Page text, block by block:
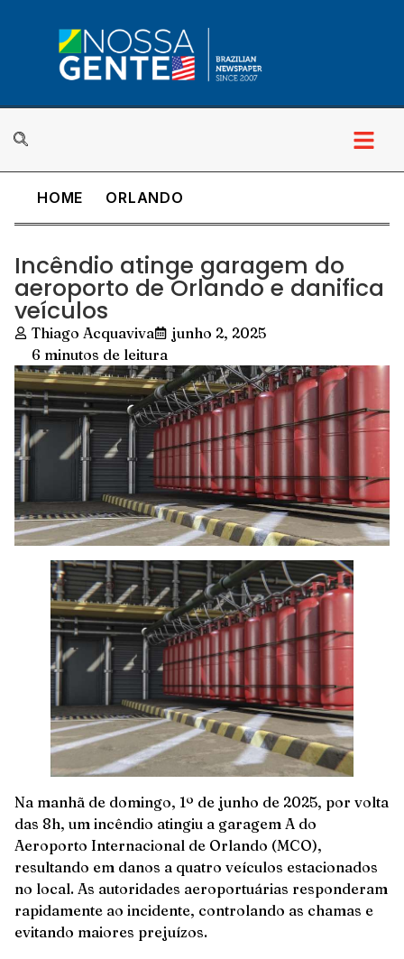
HOME ORLANDO
Incêndio atinge garagem do
aeroporto de Orlando e danifica
veículos
Thiago Acquaviva
junho 2, 2025
6 minutos de leitura
Na manhã de domingo, 1º de junho de 2025, por volta
das 8h, um incêndio atingiu a garagem A do
Aeroporto Internacional de Orlando (MCO),
resultando em danos a quatro veículos estacionados
no local. As autoridades aeroportuárias responderam
rapidamente ao incidente, controlando as chamas e
evitando maiores prejuízos.